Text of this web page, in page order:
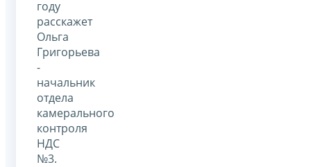
году
расскажет
Ольга
Григорьева
-
начальник
отдела
камерального
контроля
НДС
№3.